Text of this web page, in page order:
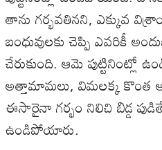
తాను గర్భవతినని, ఎక్కువ
బంధువులకు చెప్పిఎవరికీ
చేరుకుంది. ఆమె పుట్టినింట్లో
అత్తామామలు, విమలక్కకొంత
ఈసారైనాగర్భం నిలిచి బిడ్డ
ఉండిపోయారు.